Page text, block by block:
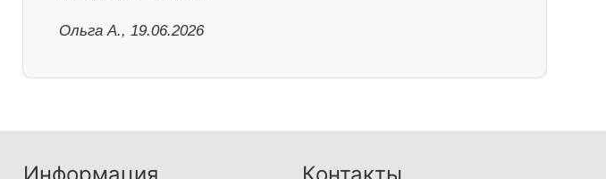
Ольга А., 19.06.2026
Информация Контакты